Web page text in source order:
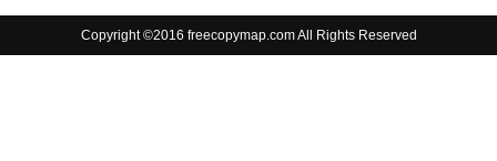
Copyright ©2016 freecopymap.com All Rights Reserved